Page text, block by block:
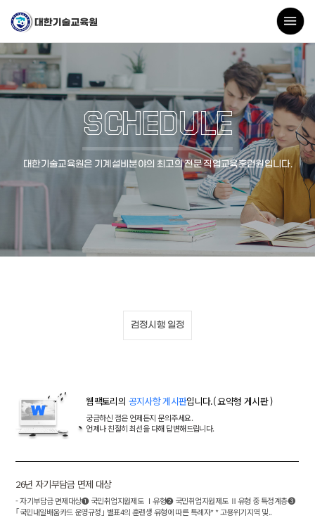
SCHEDULE
대한기술교육원은 기계설비분야의 최고의 전문 직업교육훈련원입니다.
검정시행 일정
웹팩토리의 공지사항 게시판입니다.( 요약형 게시판 )
궁금하신 점은 언제든지 문의주세요.
언제나 친절히 최선을 다해 답변해드립니다.
26년 자기부담금 면제 대상
- 자기부담금 면제대상➊ 국민취업지원제도 Ⅰ유형➋ 국민취업지원제도 Ⅱ유형 중 특정계층➌
｢국민내일배움카드 운영규정｣ 별표4의 훈련생 유형에 따른 특례자* * 고용위기지역 및..